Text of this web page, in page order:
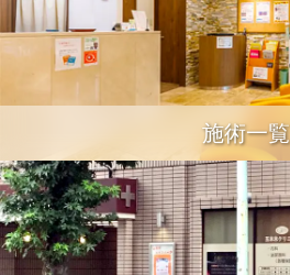
施術一覧